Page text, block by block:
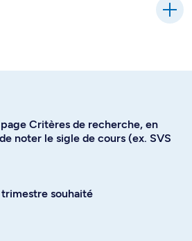
Critères de recherche, en
noter le sigle de cours (ex. SVS
souhaité